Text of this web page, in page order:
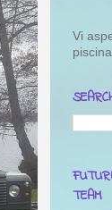
Vi
TEAM